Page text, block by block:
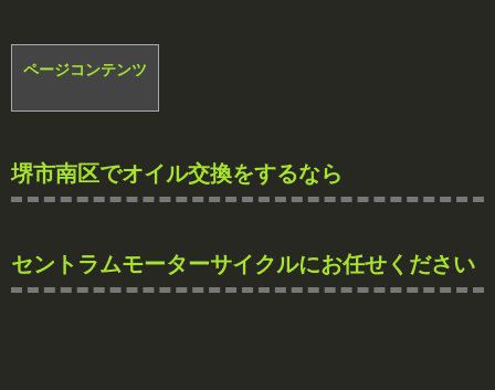
ページコンテンツ
堺市南区でオイル交換をするなら
セントラムモーターサイクルにお任せください